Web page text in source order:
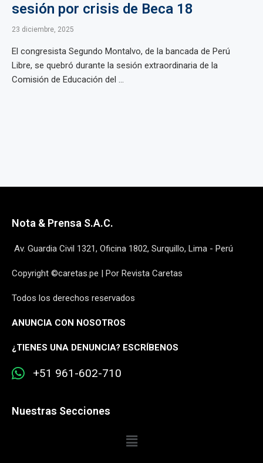
sesión por crisis de Beca 18
23 diciembre, 2025
El congresista Segundo Montalvo, de la bancada de Perú
Libre, se quebró durante la sesión extraordinaria de la
Comisión de Educación del ...
Nota & Prensa S.A.C.
Av. Guardia Civil 1321, Oficina 1802, Surquillo, Lima - Perú
Copyright ©caretas.pe | Por Revista Caretas
Todos los derechos reservados
ANUNCIA CON NOSOTROS
¿TIENES UNA DENUNCIA? ESCRÍBENOS
+51 961-602-710
Nuestras Secciones